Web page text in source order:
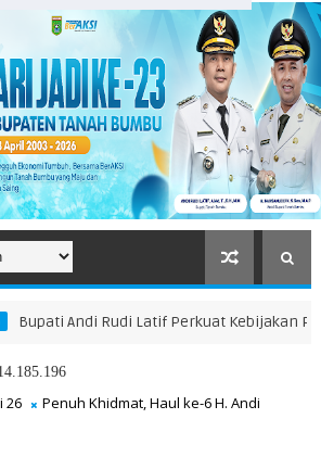
Andi Rudi Latif Perkuat Kebijakan
26
Penuh Khidmat, Haul ke-6 H. Andi